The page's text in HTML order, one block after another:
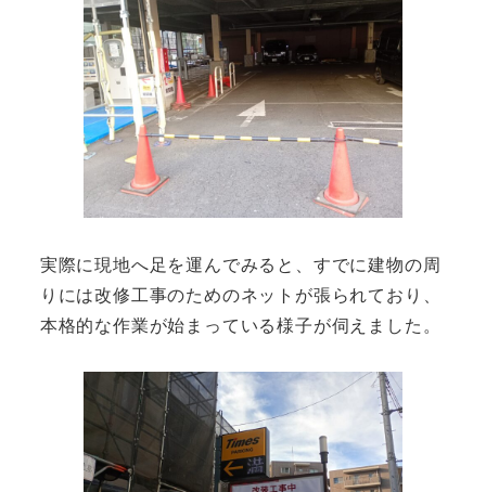
実際に現地へ足を運んでみると、すでに建物の周
りには改修工事のためのネットが張られており、
本格的な作業が始まっている様子が伺えました。